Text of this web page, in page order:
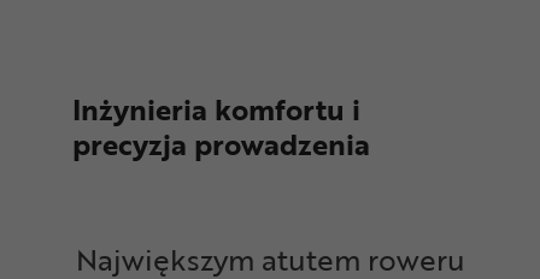
Inżynieria komfortu i
precyzja prowadzenia
Największym atutem roweru